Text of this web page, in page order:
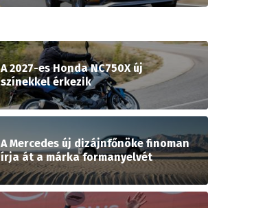
A 2027-es Honda NC750X új
színekkel érkezik
A Mercedes új dizájnfőnöke finoman
írja át a márka formanyelvét